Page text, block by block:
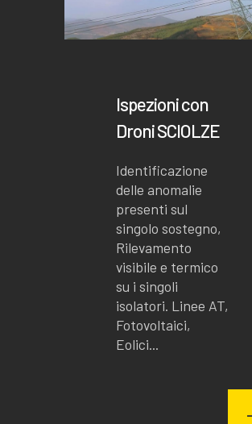
Ispezioni con
Droni SCIOLZE
Identificazione
delle anomalie
presenti sul
singolo sostegno,
Rilevamento
visibile e termico
su i singoli
isolatori. Linee AT,
Fotovoltaici,
Eolici...